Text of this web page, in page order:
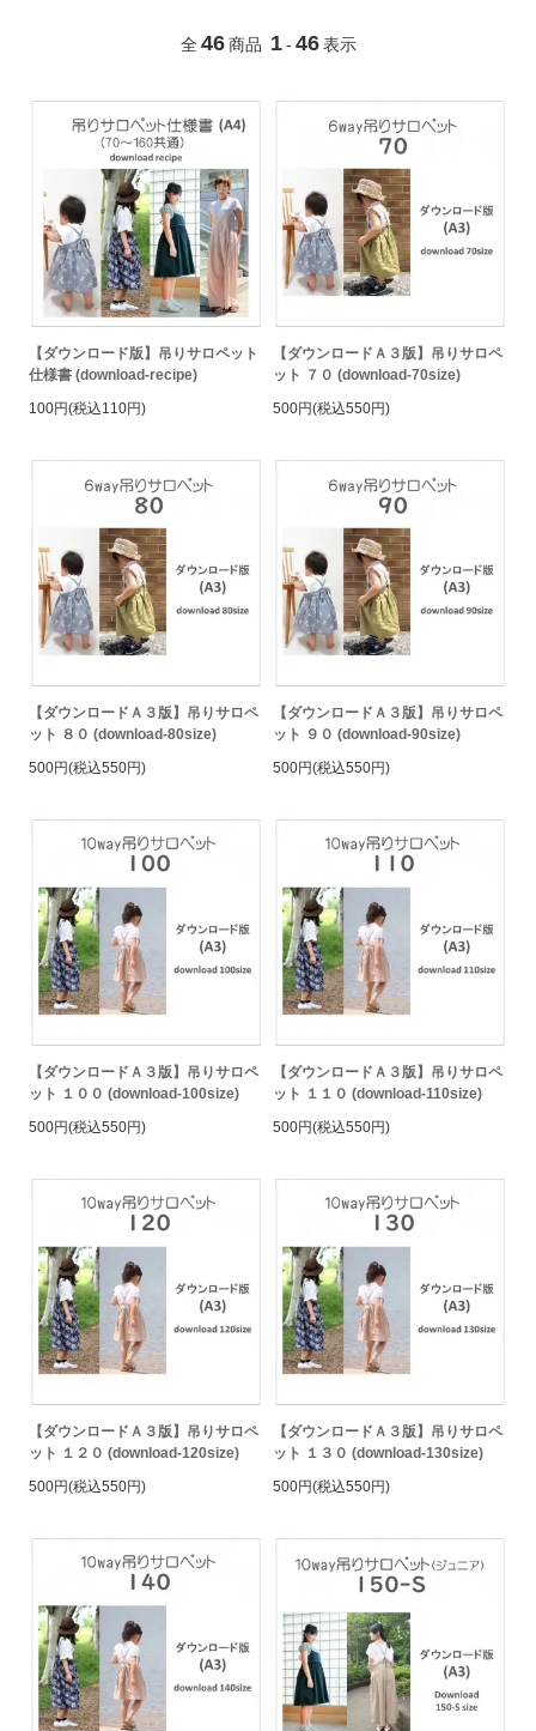
全 46 商品 1 - 46 表示
【ダウンロード版】吊りサロペット
仕様書 (download-recipe)
100円(税込110円)
【ダウンロードＡ３版】吊りサロペ
ット ７０ (download-70size)
500円(税込550円)
【ダウンロードＡ３版】吊りサロペ
ット ８０ (download-80size)
500円(税込550円)
【ダウンロードＡ３版】吊りサロペ
ット ９０ (download-90size)
500円(税込550円)
【ダウンロードＡ３版】吊りサロペ
ット １００ (download-100size)
500円(税込550円)
【ダウンロードＡ３版】吊りサロペ
ット １１０ (download-110size)
500円(税込550円)
【ダウンロードＡ３版】吊りサロペ
ット １２０ (download-120size)
500円(税込550円)
【ダウンロードＡ３版】吊りサロペ
ット １３０ (download-130size)
500円(税込550円)